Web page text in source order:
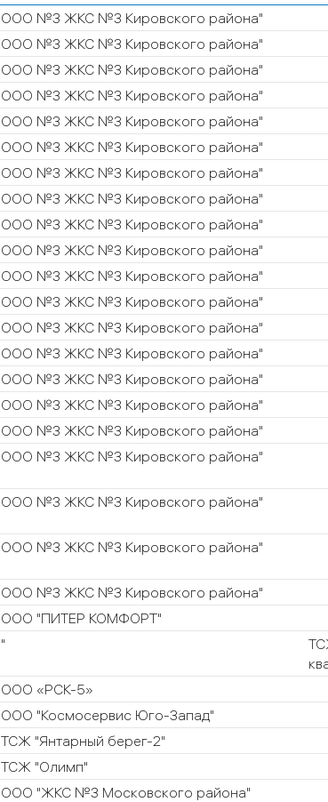
ООО №3 ЖКС №3 Кировского района"
ООО №3 ЖКС №3 Кировского района"
ООО №3 ЖКС №3 Кировского района"
ООО №3 ЖКС №3 Кировского района"
ООО №3 ЖКС №3 Кировского района"
ООО №3 ЖКС №3 Кировского района"
ООО №3 ЖКС №3 Кировского района"
ООО №3 ЖКС №3 Кировского района"
ООО №3 ЖКС №3 Кировского района"
ООО №3 ЖКС №3 Кировского района"
ООО №3 ЖКС №3 Кировского района"
ООО №3 ЖКС №3 Кировского района"
ООО №3 ЖКС №3 Кировского района"
ООО №3 ЖКС №3 Кировского района"
ООО №3 ЖКС №3 Кировского района"
ООО №3 ЖКС №3 Кировского района"
ООО №3 ЖКС №3 Кировского района"
ООО №3 ЖКС №3 Кировского района"
ООО №3 ЖКС №3 Кировского района"
ООО №3 ЖКС №3 Кировского района"
ООО №3 ЖКС №3 Кировского района"
ООО "ПИТЕР КОМФОРТ"
"
ООО «РСК-5»
ООО "Космосервис Юго-Запад"
ТСЖ "Янтарный берег-2"
ТСЖ "Олимп"
ООО "ЖКС №3 Московского района"